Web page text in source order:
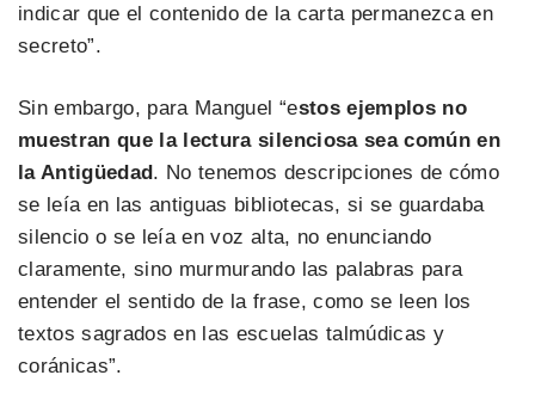
indicar que el contenido de la carta permanezca en
secreto”.
Sin embargo, para Manguel “estos ejemplos no
muestran que la lectura silenciosa sea común en
la Antigüedad . No tenemos descripciones de cómo
se leía en las antiguas bibliotecas, si se guardaba
silencio o se leía en voz alta, no enunciando
claramente, sino murmurando las palabras para
entender el sentido de la frase, como se leen los
textos sagrados en las escuelas talmúdicas y
coránicas”.